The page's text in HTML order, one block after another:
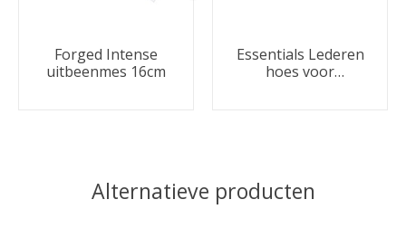
Forged Intense
uitbeenmes 16cm
Essentials Lederen
hoes voor
Alternatieve producten